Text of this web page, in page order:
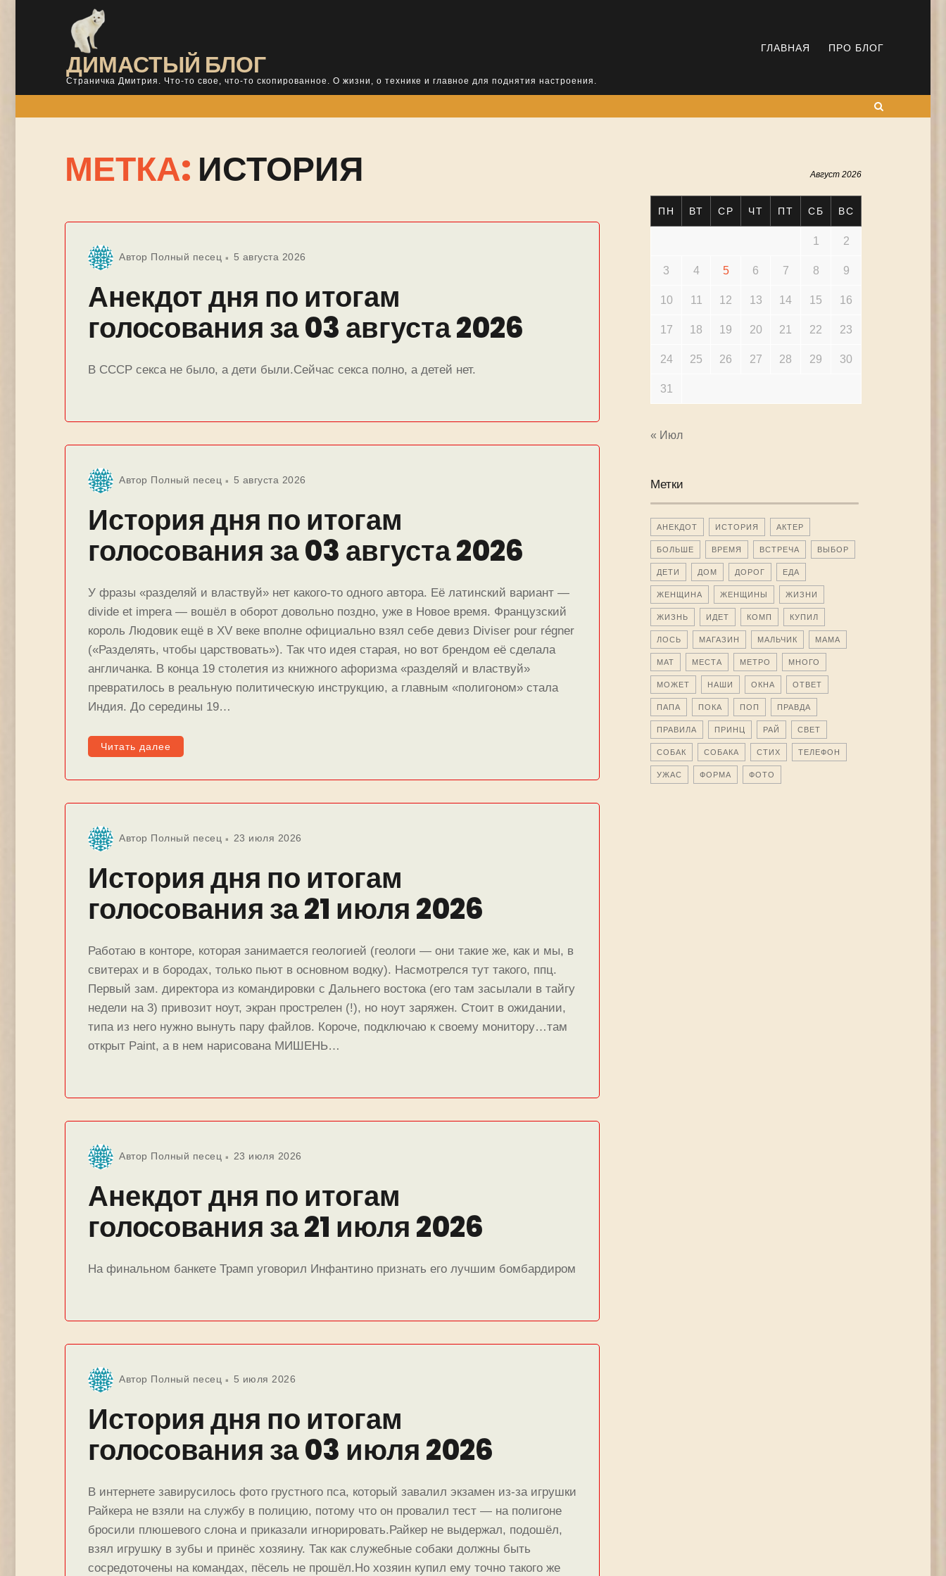
ДИМАСТЫЙ БЛОГ
Страничка Дмитрия. Что-то свое, что-то скопированное. О жизни, о технике и главное для поднятия настроения.
ГЛАВНАЯ ПРО БЛОГ
МЕТКА: ИСТОРИЯ
Автор Полный песец 5 августа 2026
Анекдот дня по итогам
голосования за 03 августа 2026
В СССР секса не было, а дети были.Сейчас секса полно, а детей нет.
Автор Полный песец 5 августа 2026
История дня по итогам
голосования за 03 августа 2026
У фразы «разделяй и властвуй» нет какого‑то одного автора. Её латинский вариант —
divide et impera — вошёл в оборот довольно поздно, уже в Новое время. Французский
король Людовик ещё в XV веке вполне официально взял себе девиз Diviser pour régner
(«Разделять, чтобы царствовать»). Так что идея старая, но вот брендом её сделала
англичанка. В конца 19 столетия из книжного афоризма «разделяй и властвуй»
превратилось в реальную политическую инструкцию, а главным «полигоном» стала
Индия. До середины 19…
Читать далее
Автор Полный песец 23 июля 2026
История дня по итогам
голосования за 21 июля 2026
Работаю в конторе, которая занимается геологией (геологи — они такие же, как и мы, в
свитерах и в бородах, только пьют в основном водку). Насмотрелся тут такого, ппц.
Первый зам. директора из командировки с Дальнего востока (его там засылали в тайгу
недели на 3) привозит ноут, экран прострелен (!), но ноут заряжен. Стоит в ожидании,
типа из него нужно вынуть пару файлов. Короче, подключаю к своему монитору…там
открыт Paint, а в нем нарисована МИШЕНЬ…
Автор Полный песец 23 июля 2026
Анекдот дня по итогам
голосования за 21 июля 2026
На финальном банкете Трамп уговорил Инфантино признать его лучшим бомбардиром
Автор Полный песец 5 июля 2026
История дня по итогам
голосования за 03 июля 2026
В интернете завирусилось фото грустного пса, который завалил экзамен из-за игрушки
Райкера не взяли на службу в полицию, потому что он провалил тест — на полигоне
бросили плюшевого слона и приказали игнорировать.Райкер не выдержал, подошёл,
взял игрушку в зубы и принёс хозяину. Так как служебные собаки должны быть
сосредоточены на командах, пёсель не прошёл.Но хозяин купил ему точно такого же
Август 2026
ПН ВТ СР ЧТ ПТ СБ ВС
1 2
3 4 5 6 7 8 9
10 11 12 13 14 15 16
17 18 19 20 21 22 23
24 25 26 27 28 29 30
31
« Июл
Метки
АНЕКДОТ ИСТОРИЯ АКТЕР
БОЛЬШЕ ВРЕМЯ ВСТРЕЧА ВЫБОР
ДЕТИ ДОМ ДОРОГ ЕДА
ЖЕНЩИНА ЖЕНЩИНЫ ЖИЗНИ
ЖИЗНЬ ИДЕТ КОМП КУПИЛ
ЛОСЬ МАГАЗИН МАЛЬЧИК МАМА
МАТ МЕСТА МЕТРО МНОГО
МОЖЕТ НАШИ ОКНА ОТВЕТ
ПАПА ПОКА ПОП ПРАВДА
ПРАВИЛА ПРИНЦ РАЙ СВЕТ
СОБАК СОБАКА СТИХ ТЕЛЕФОН
УЖАС ФОРМА ФОТО